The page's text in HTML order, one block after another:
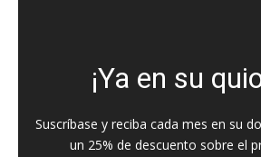
¡Ya en su
Suscríbase y reciba cada mes en su
un 25% de descuento sobre el